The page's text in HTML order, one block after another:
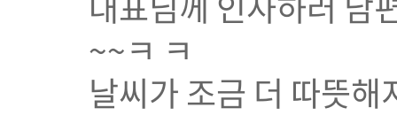
~~ㅋ ㅋ
날씨가 조금 더 따뜻